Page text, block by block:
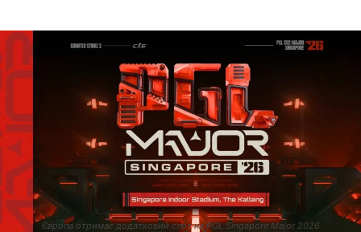
Європа отримає додатковий слот на PGL Singapore Major 2026